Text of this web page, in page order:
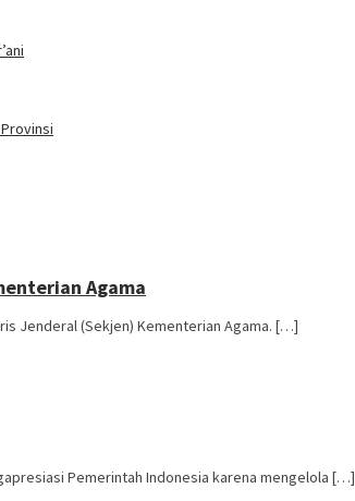
Agama
Jenderal (Sekjen) Kementerian Agama. […]
Pemerintah Indonesia karena mengelola […]